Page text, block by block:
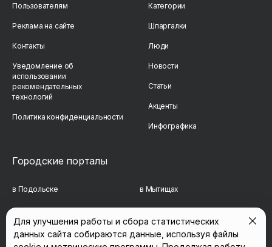
Пользователям
Реклама на сайте
Контакты
Уведомление об
использовании
рекомендательных
технологий
Политика конфиденциальности
Категории
Шпаргалки
Люди
Новости
Статьи
Акценты
Инфографика
Городские порталы
в Подольске в Мытищах
в Сергиевом Посаде в Люберцах
Для улучшения работы и сбора статистических
данных сайта собираются данные, используя файлы